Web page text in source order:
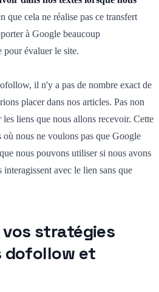
que cela ne réalise pas ce transfert
à Google beaucoup
pour évaluer le site.
il n'y a pas de nombre exact de
placer dans nos articles. Pas non
liens que nous allons recevoir. Cette
où nous ne voulons pas que Google
nous pouvons utiliser si nous avons
avec le lien sans que
stratégies
dofollow et